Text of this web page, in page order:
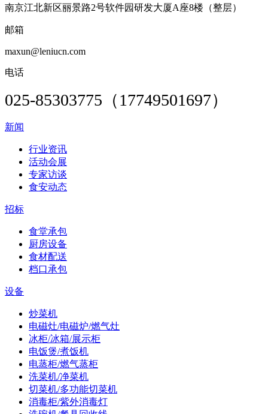
南京江北新区丽景路2号软件园研发大厦A座8楼（整层）
邮箱
maxun@leniucn.com
电话
025-85303775（17749501697）
新闻
行业资讯
活动会展
专家访谈
食安动态
招标
食堂承包
厨房设备
食材配送
档口承包
设备
炒菜机
电磁灶/电磁炉/燃气灶
冰柜/冰箱/展示柜
电饭煲/煮饭机
电蒸柜/燃气蒸柜
洗菜机/净菜机
切菜机/多功能切菜机
消毒柜/紫外消毒灯